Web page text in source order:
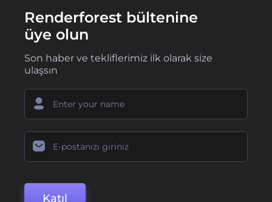
Renderforest bültenine
üye olun
Son haber ve tekliflerimiz ilk olarak size
ulaşsın
Katıl